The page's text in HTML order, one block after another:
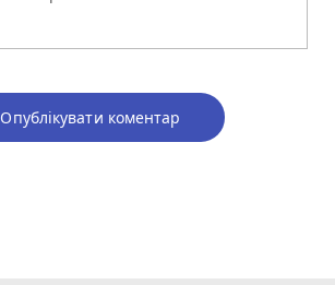
Опублікувати коментар